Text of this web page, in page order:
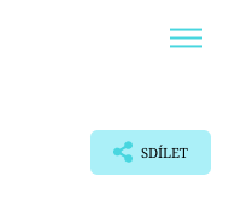
SDÍLET